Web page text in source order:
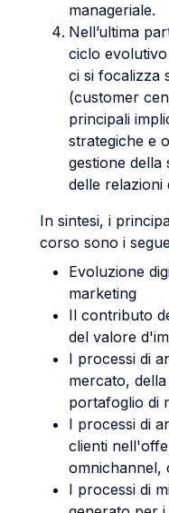
manageriale.
Nell’ultima
ciclo
ci si focalizza
(customer
principali
strategiche e
gestione della
delle relazioni
In sintesi, i
corso sono i
Evoluzione
marketing
Il contributo
del valore
I processi di
mercato,
portafoglio di
I processi di
clienti
omnichannel,
I processi di